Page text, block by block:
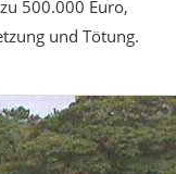
500.000 Euro,
und Tötung.